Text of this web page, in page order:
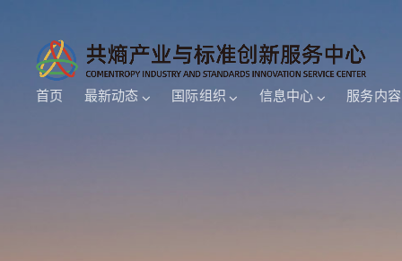
首页 最新动态 国际组织 信息中心 服务内容